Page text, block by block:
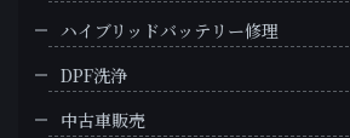
ハイブリッドバッテリー修理
DPF洗浄
中古車販売